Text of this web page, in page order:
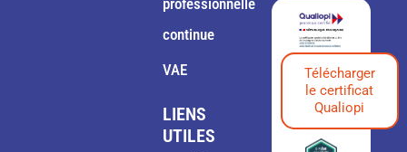
professionnelle
continue
VAE
LIENS
UTILES
Télécharger
le certificat
Qualiopi